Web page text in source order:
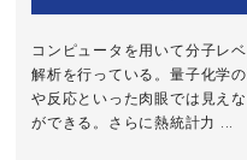
コンピュータを用いて分子レ
解析を行っている。量子化学
や反応といった肉眼では見え
ができる。さらに熱統計力 ...